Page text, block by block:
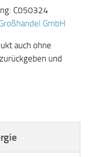
C050324
GmbH
auch ohne
und